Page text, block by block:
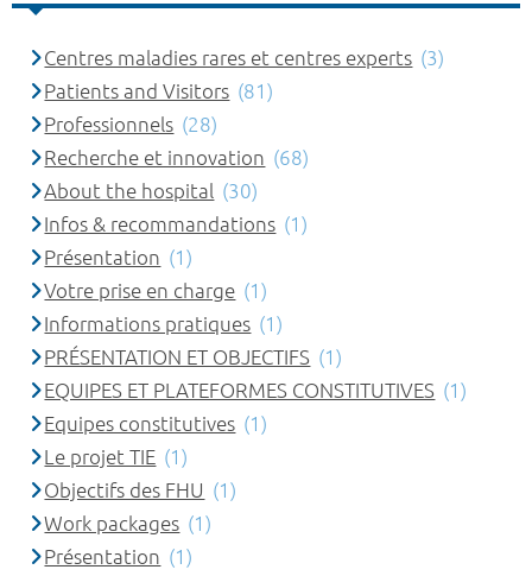
Centres maladies rares et centres experts (3)
Patients and Visitors (81)
Professionnels (28)
Recherche et innovation (68)
About the hospital (30)
Infos & recommandations (1)
Présentation (1)
Votre prise en charge (1)
Informations pratiques (1)
PRÉSENTATION ET OBJECTIFS (1)
EQUIPES ET PLATEFORMES CONSTITUTIVES (1)
Equipes constitutives (1)
Le projet TIE (1)
Objectifs des FHU (1)
Work packages (1)
Présentation (1)